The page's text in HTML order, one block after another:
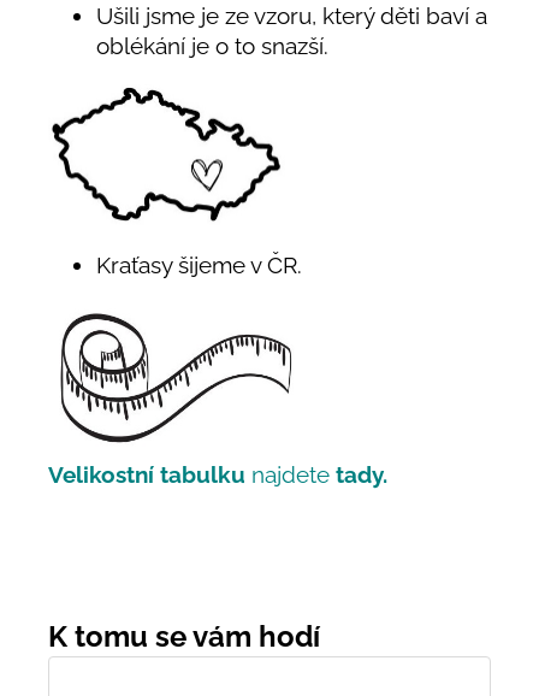
Ušili jsme je ze vzoru, který děti baví a
oblékání je o to snazší.
Kraťasy šijeme v ČR.
Velikostní tabulku najdete tady.